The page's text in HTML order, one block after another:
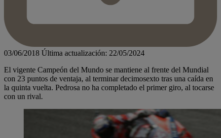
03/06/2018 Última actualización: 22/05/2024
El vigente Campeón del Mundo se mantiene al frente del Mundial
con 23 puntos de ventaja, al terminar decimosexto tras una caída en
la quinta vuelta. Pedrosa no ha completado el primer giro, al tocarse
con un rival.